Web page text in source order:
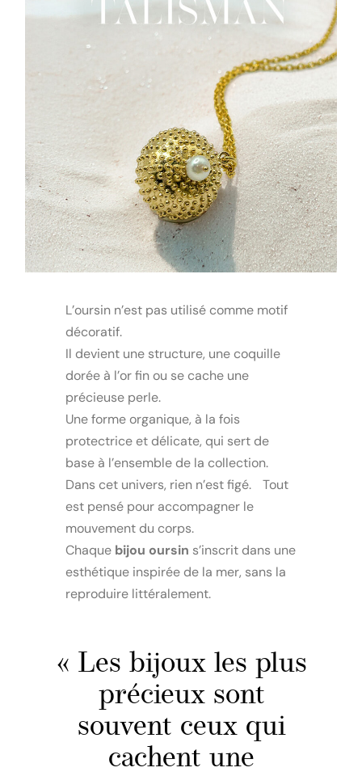
L’oursin n’est pas utilisé comme motif
décoratif.
Il devient une structure, une coquille
dorée à l’or fin ou se cache une
précieuse perle.
Une forme organique, à la fois
protectrice et délicate, qui sert de
base à l’ensemble de la collection.
Dans cet univers, rien n’est figé. Tout
est pensé pour accompagner le
mouvement du corps.
Chaque bijou oursin s’inscrit dans une
esthétique inspirée de la mer, sans la
reproduire littéralement.
« Les bijoux les plus
précieux sont
souvent ceux qui
cachent une